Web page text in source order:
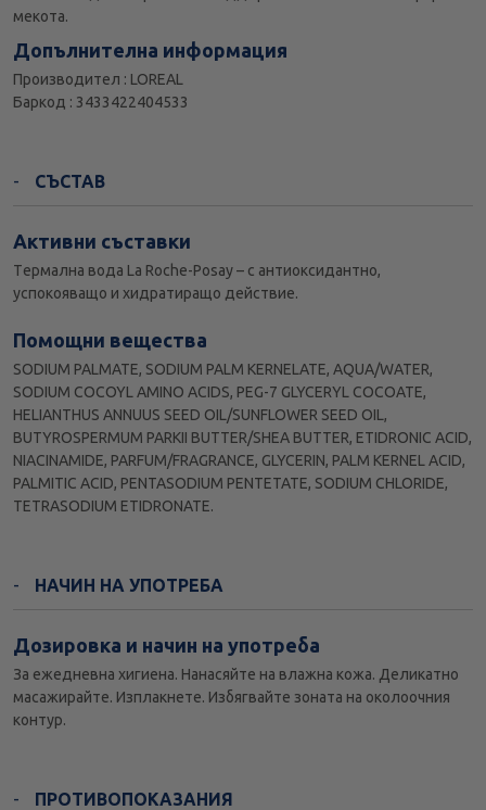
мекота.
Допълнителна информация
Производител : LOREAL
Баркод : 3433422404533
СЪСТАВ
Активни съставки
Tермална вода La Roche-Posay – с антиоксидантно,
успокояващо и хидратиращо действие.
Помощни вещества
SODIUM PALMATE, SODIUM PALM KERNELATE, AQUA/WATER,
SODIUM COCOYL AMINO ACIDS, PEG-7 GLYCERYL COCOATE,
HELIANTHUS ANNUUS SEED OIL/SUNFLOWER SEED OIL,
BUTYROSPERMUM PARKII BUTTER/SHEA BUTTER, ETIDRONIC ACID,
NIACINAMIDE, PARFUM/FRAGRANCE, GLYCERIN, PALM KERNEL ACID,
PALMITIC ACID, PENTASODIUM PENTETATE, SODIUM CHLORIDE,
TETRASODIUM ETIDRONATE.
НАЧИН НА УПОТРЕБА
Дозировка и начин на употреба
За ежедневна хигиена. Нанасяйте на влажна кожа. Деликатно
масажирайте. Изплакнете. Избягвайте зоната на околоочния
контур.
ПРОТИВОПОКАЗАНИЯ